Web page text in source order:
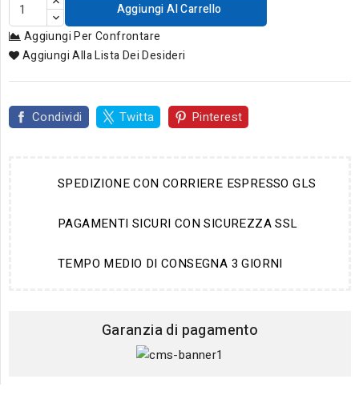
Aggiungi Al Carrello
Aggiungi Per Confrontare
Aggiungi Alla Lista Dei Desideri
Condividi Twitta Pinterest
SPEDIZIONE CON CORRIERE ESPRESSO GLS
PAGAMENTI SICURI CON SICUREZZA SSL
TEMPO MEDIO DI CONSEGNA 3 GIORNI
Garanzia di pagamento